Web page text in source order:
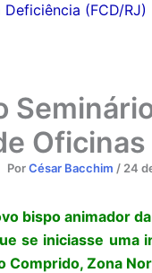
(FCD/RJ)
PorCésar Bacchim / 24
bispo animador
se iniciasse uma
Comprido, Zona